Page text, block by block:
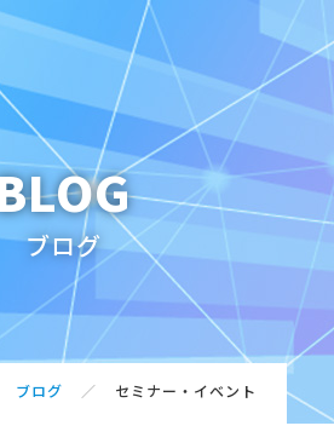
賛同団体・サポ
賛同団体・サポート企
インが必要となります
からお問合せく
ブログ
ブログ セミナー・イベント